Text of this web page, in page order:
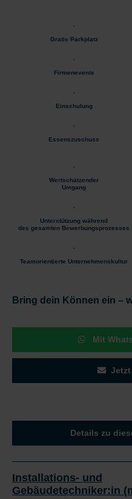
Gratis Parkplatz
Firmenevents
Einschulung
Essenszuschuss
Wertschätzender
Umgang
Unterstützung während
des gesamten Bewerbungsprozesses
Teamorientierte Unternehmenskultur
Bring dein Können ein –
Mit
Details zu
Installations- und
Gebäudetechniker:in